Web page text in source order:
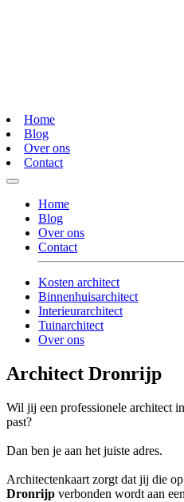
Home
Blog
Over ons
Contact
Home
Blog
Over ons
Contact
Kosten architect
Binnenhuisarchitect
Interieurarchitect
Tuinarchitect
Over ons
Architect Dronrijp
Wil jij een professionele architect
past?
Dan ben je aan het juiste adres.
Architectenkaart zorgt dat jij die
Dronrijp verbonden wordt aan